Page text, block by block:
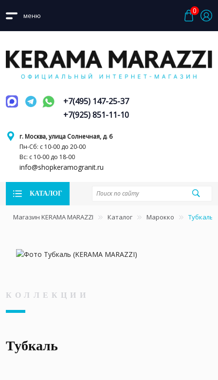
меню
0
г. Москва, улица Солнечная, д. 6
Пн-Сб: с 10-00 до 20-00
Вс: с 10-00 до 18-00
info@shopkeramogranit.ru
+7(495) 147-25-37
+7(925) 851-11-10
КАТАЛОГ
Магазин KERAMA MARAZZI Каталог Марокко Тубкаль
КОЛЛЕКЦИИ
Тубкаль